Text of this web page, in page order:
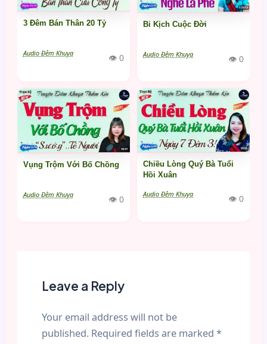
3 Đêm Bán Thân 20 Tỷ
Audio Đêm Khuya 👁 0
Bi Kịch Cuộc Đời
Audio Đêm Khuya 👁 0
Vụng Trộm Với Bố Chồng
Audio Đêm Khuya 👁 0
Chiều Lòng Quý Bà Tuổi
Hồi Xuân
Audio Đêm Khuya 👁 0
Leave a Reply
Your email address will not be
published. Required fields are marked *